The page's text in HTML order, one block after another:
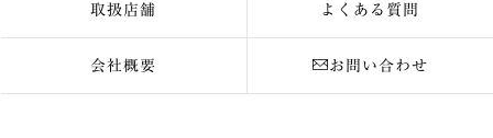
取扱店舗 よくある質問
会社概要 お問い合わせ